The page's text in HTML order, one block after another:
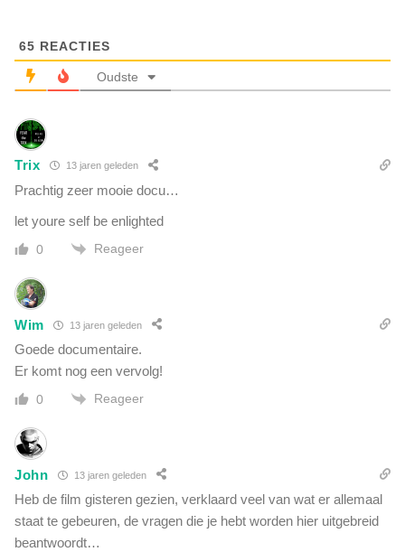
e
n
o
t
e
o
r
o
a
i
e
?
e
a
l
e
e
n
n
g
ë
n
t
l
e
e
i
n
e
n
65 REACTIES
Oudste
Trix 13 jaren geleden
Prachtig zeer mooie docu…
let youre self be enlighted
0 Reageer
Wim 13 jaren geleden
Goede documentaire.
Er komt nog een vervolg!
0 Reageer
John 13 jaren geleden
Heb de film gisteren gezien, verklaard veel van wat er allemaal
staat te gebeuren, de vragen die je hebt worden hier uitgebreid
beantwoordt…